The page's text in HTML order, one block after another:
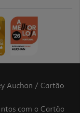
Auchan / Cartão
com o Cartão